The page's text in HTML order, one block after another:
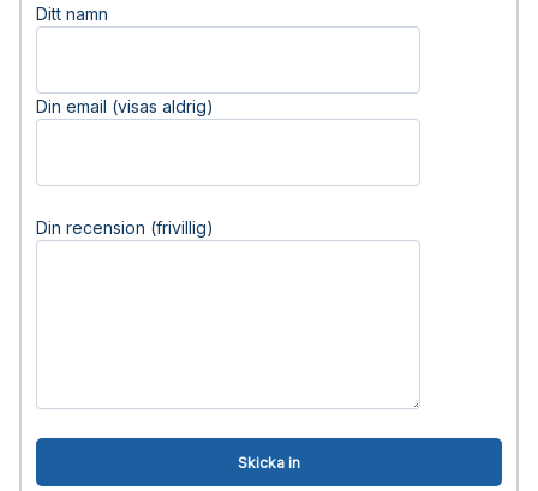
Ditt namn
Din email (visas aldrig)
Din recension (frivillig)